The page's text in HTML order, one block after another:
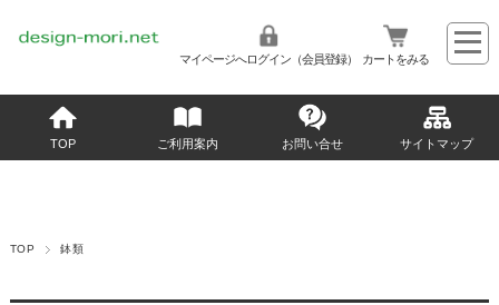
マイページへログイン（会員登録） カートをみる
TOP ご利用案内 お問い合せ サイトマップ
TOP 鉢類